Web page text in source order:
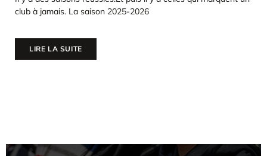
club à jamais. La saison 2025-2026
LIRE LA SUITE